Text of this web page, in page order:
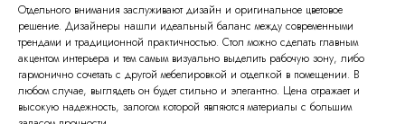
Отдельного внимания заслуживают дизайн и оригинальное цветовое
решение. Дизайнеры нашли идеальный баланс между современными
трендами и традиционной практичностью. Стол можно сделать главным
акцентом интерьера и тем самым визуально выделить рабочую зону, либо
гармонично сочетать с другой мебелировкой и отделкой в помещении. В
любом случае, выглядеть он будет стильно и элегантно. Цена отражает и
высокую надежность, залогом которой являются материалы с большим